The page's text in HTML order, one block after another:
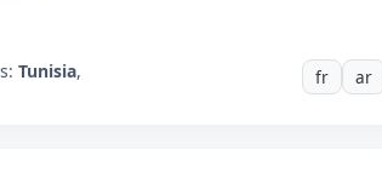
Tunisia, fr ar